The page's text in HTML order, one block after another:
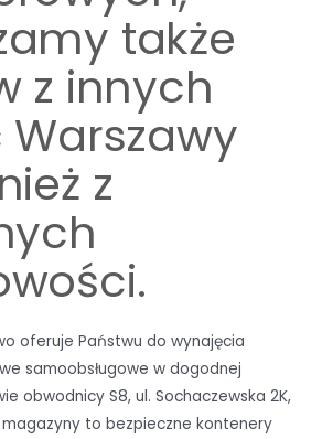
także
z innych
z
oferuje Państwu do wynajęcia
samoobsługowe w dogodnej
obwodnicy S8, ul. Sochaczewska 2K,
magazyny to bezpieczne kontenery